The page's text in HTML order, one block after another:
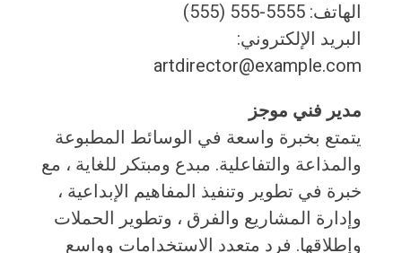
الهاتف: 5555-555 (555)
البريد الإلكتروني:
artdirector@example.com
مدير فني موجز
يتمتع بخبرة واسعة في الوسائط المطبوعة
والمذاعة والتفاعلية. مبدع ومبتكر للغاية ، مع
خبرة في تطوير وتنفيذ المفاهيم الإبداعية ،
وإدارة المشاريع والفرق ، وتطوير الحملات
وإطلاقها. فرد متعدد الاستخدامات وواسع